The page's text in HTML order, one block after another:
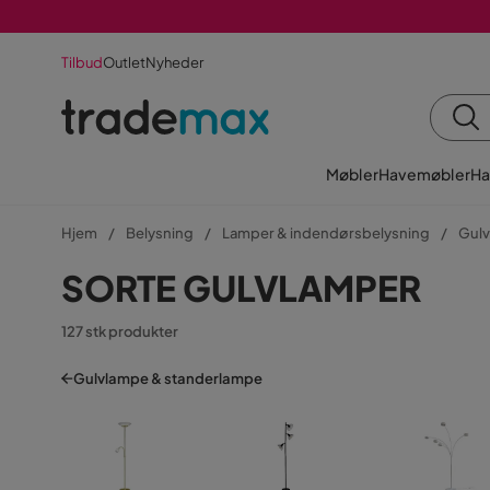
TilbudOutletNyheder
MøblerHavemøbler
Hjem Belysning Lamper & indendørsbelysning
SORTE GULVLAMPER
127 stk produkter
Gulvlampe & standerlampe